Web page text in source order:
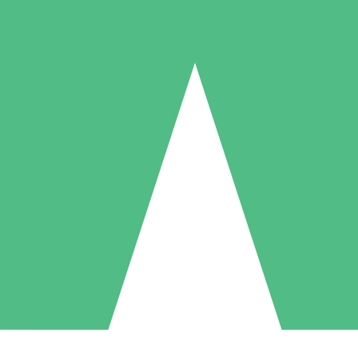
Individuelle Credit-Pakete
nach Bedarf mit Download-Credits. Keine monatliche Verpflichtung